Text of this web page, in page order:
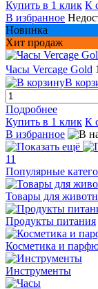
Купить в 1 клик К
В избранное
Новинка
Хит продаж
Часы Vercage Gold
В
Подробнее
Купить в 1 клик К
В избранное
11
Популярные
Товары для
Продукты питания
Косметика и
Инструменты